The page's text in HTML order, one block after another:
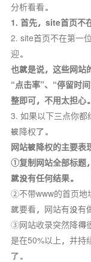
分析看看。
1. 首先，site首页不
2. site首页不在第一
迎。
也就是说，这些网站
“点击率”、“停留时
整即可，不用太担心。
3. 如果以下三点你都
被降权了。
网站被降权的主要表
①复制网站全部标题
就没有任何结果。
②不带www的首页地
就要看，网站有没有
③网站收录突然降得
是在50%以上，并持
了。